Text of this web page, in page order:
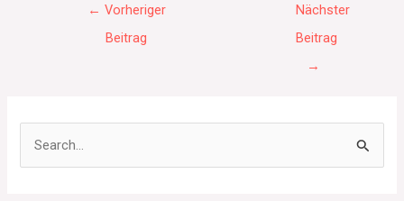
← Vorheriger
Beitrag
Nächster
Beitrag
→